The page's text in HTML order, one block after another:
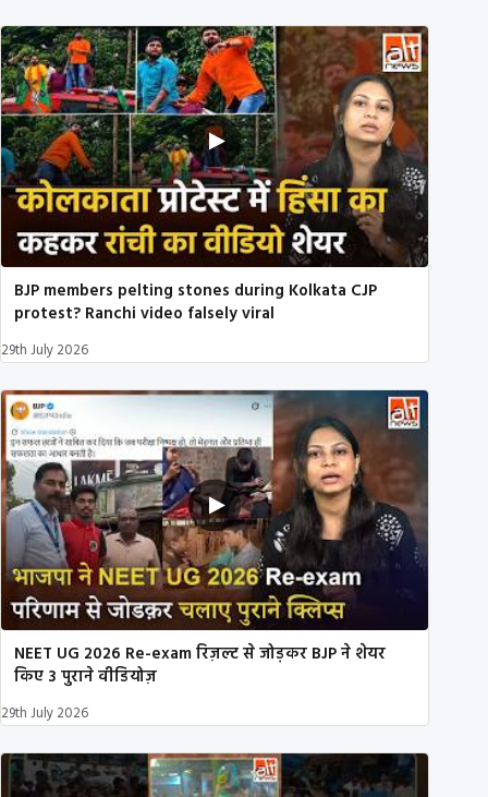
BJP members pelting stones during Kolkata CJP
protest? Ranchi video falsely viral
29th July 2026
NEET UG 2026 Re-exam रिज़ल्ट से जोड़कर BJP ने शेयर
किए 3 पुराने वीडियोज़
29th July 2026